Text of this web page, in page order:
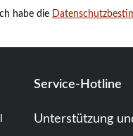
Ich habe die
Service-Hotline
Unterstützung